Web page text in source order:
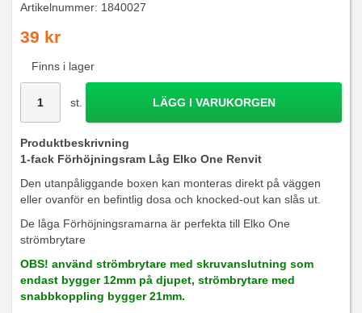
Artikelnummer: 1840027
39 kr
Finns i lager
st. LÄGG I VARUKORGEN
Produktbeskrivning
1-fack Förhöjningsram Låg Elko One Renvit
Den utanpåliggande boxen kan monteras direkt på väggen
eller ovanför en befintlig dosa och knocked-out kan slås ut.
De låga Förhöjningsramarna är perfekta till Elko One
strömbrytare
OBS! använd strömbrytare med skruvanslutning som
endast bygger 12mm på djupet, strömbrytare med
snabbkoppling bygger 21mm.